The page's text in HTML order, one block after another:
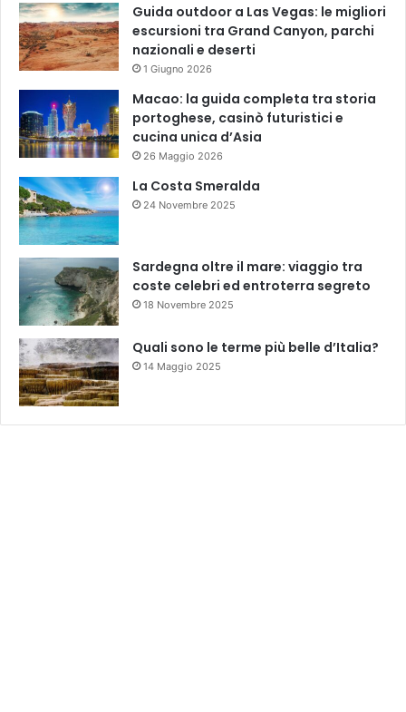
Guida outdoor a Las Vegas: le migliori
escursioni tra Grand Canyon, parchi
nazionali e deserti
1 Giugno 2026
Macao: la guida completa tra storia
portoghese, casinò futuristici e
cucina unica d’Asia
26 Maggio 2026
La Costa Smeralda
24 Novembre 2025
Sardegna oltre il mare: viaggio tra
coste celebri ed entroterra segreto
18 Novembre 2025
Quali sono le terme più belle d’Italia?
14 Maggio 2025